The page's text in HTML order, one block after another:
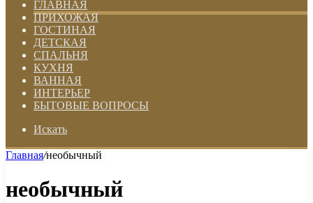
ГЛАВНАЯ
ПРИХОЖАЯ
ГОСТИНАЯ
ДЕТСКАЯ
СПАЛЬНЯ
КУХНЯ
ВАННАЯ
ИНТЕРЬЕР
БЫТОВЫЕ ВОПРОСЫ
Искать
Главная/необычный
необычный